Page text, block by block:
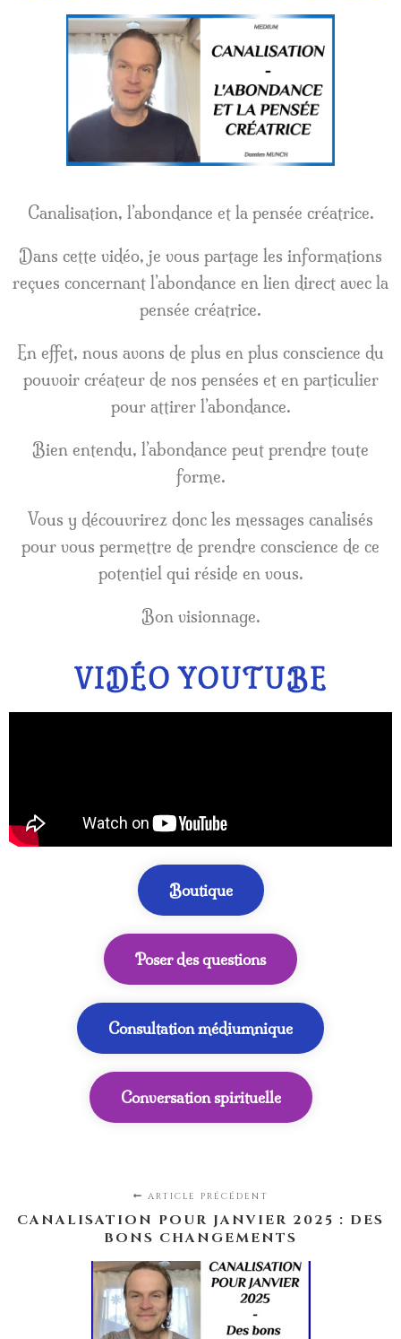
Canalisation, l’abondance et la pensée créatrice.
Dans cette vidéo, je vous partage les informations
reçues concernant l’abondance en lien direct avec la
pensée créatrice.
En effet, nous avons de plus en plus conscience du
pouvoir créateur de nos pensées et en particulier
pour attirer l’abondance.
Bien entendu, l’abondance peut prendre toute
forme.
Vous y découvrirez donc les messages canalisés
pour vous permettre de prendre conscience de ce
potentiel qui réside en vous.
Bon visionnage.
VIDÉO YOUTUBE
Boutique
Poser des questions
Consultation médiumnique
Conversation spirituelle
ARTICLE PRÉCÉDENT
CANALISATION POUR JANVIER 2025 : DES
BONS CHANGEMENTS